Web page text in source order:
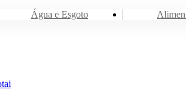
Água e Esgoto